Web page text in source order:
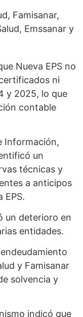
Famisanar,
Emssanar y
Nueva EPS no
ni
y 2025, lo que
contable
Información,
un
técnicas y
a anticipos
EPS.
un deterioro en
entidades.
y Famisanar
solvencia y
indicó que